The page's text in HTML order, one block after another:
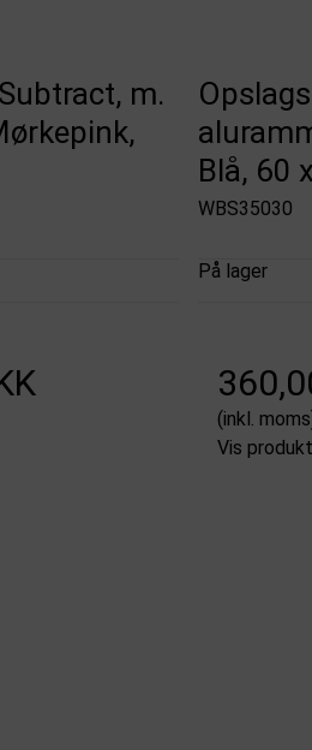
m.
Blå, 60
WBS35030
På lager
(inkl.
Vis produkt